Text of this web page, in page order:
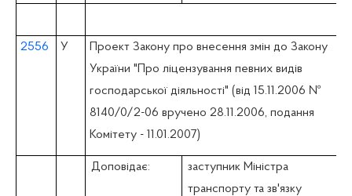
2556 У
Проект Закону про внесення змін до Закону
України "Про ліцензування певних видів
господарської діяльності" (вiд 15.11.2006 №
8140/0/2-06 вручено 28.11.2006, подання
Комітету - 11.01.2007)
Доповідає:
заступник Міністра
транспорту та зв'язку